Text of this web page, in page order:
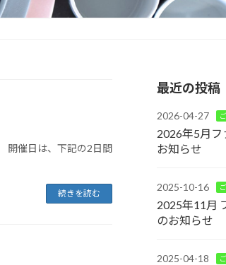
開催日は、下記の2日間
続きを読む
最近の投稿
2026-04-27
2026年5月フ
お知らせ
2025-10-16
2025年11月
のお知らせ
2025-04-18